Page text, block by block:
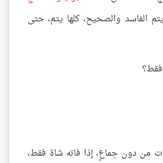
يتم الفاسد والصحيح، كلها يتم، حتى
من دون جماعٍ، إذا فاته شاة فقط،